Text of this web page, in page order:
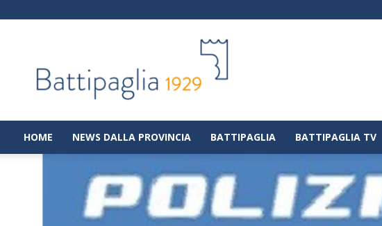
|
Notizie
dalla
città
di
HOME NEWS DALLA PROVINCIA BATTIPAGLIA BATTIPAGLIA TV